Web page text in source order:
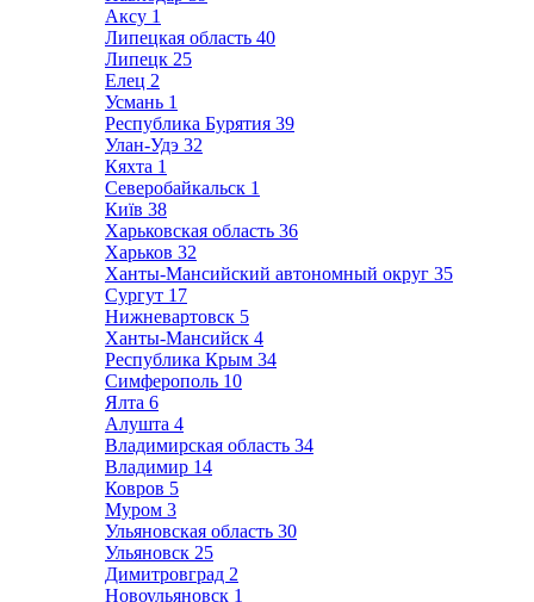
Аксу 1
Липецкая область 40
Липецк 25
Елец 2
Усмань 1
Республика Бурятия 39
Улан-Удэ 32
Кяхта 1
Северобайкальск 1
Київ 38
Харьковская область 36
Харьков 32
Ханты-Мансийский автономный округ 35
Сургут 17
Нижневартовск 5
Ханты-Мансийск 4
Республика Крым 34
Симферополь 10
Ялта 6
Алушта 4
Владимирская область 34
Владимир 14
Ковров 5
Муром 3
Ульяновская область 30
Ульяновск 25
Димитровград 2
Новоульяновск 1